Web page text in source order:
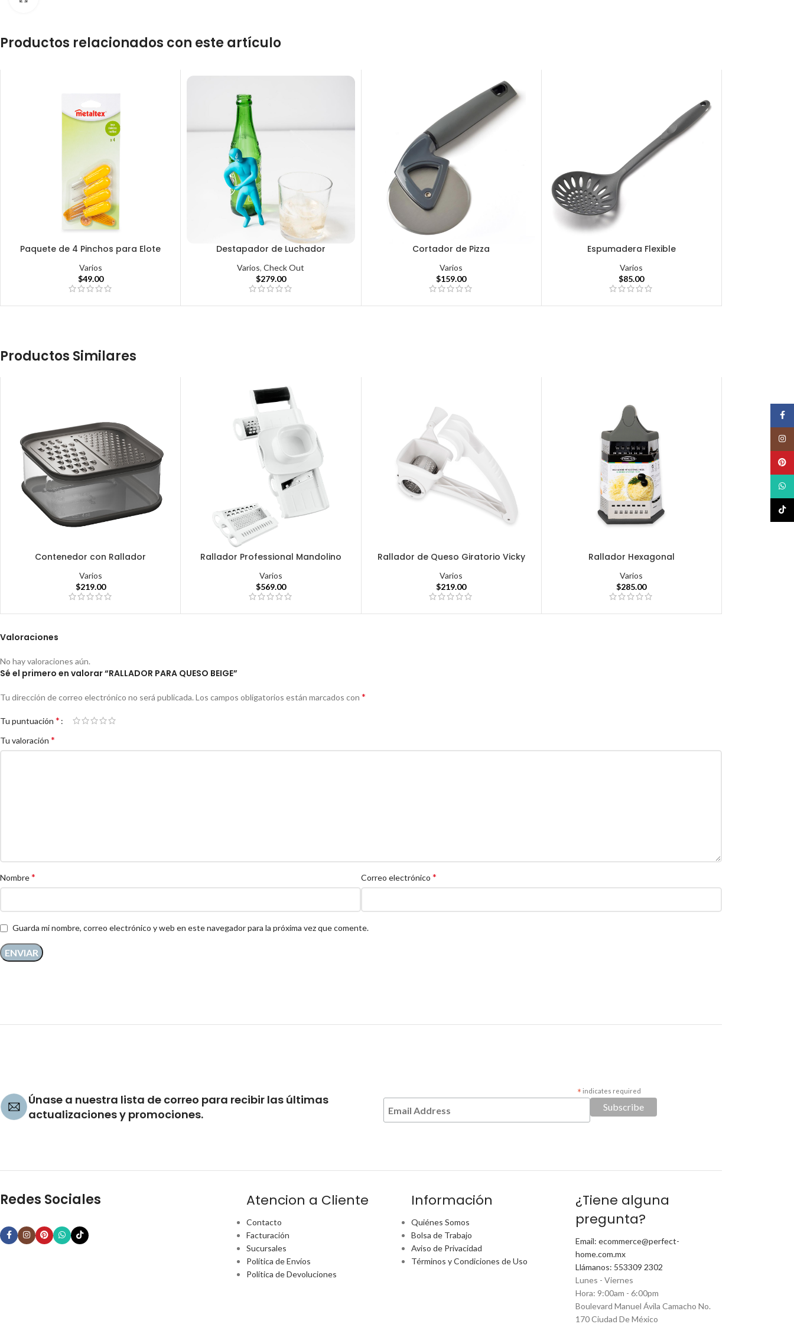
Productos relacionados con este artículo
Paquete de 4 Pinchos para Elote
Varios
$49.00
Destapador de Luchador
Varios,Check Out
$279.00
Cortador de Pizza
Varios
$159.00
Espumadera Flexible
Varios
$85.00
Productos Similares
Contenedor con Rallador
Varios
$219.00
Rallador Professional Mandolino
Varios
$569.00
Rallador de Queso Giratorio Vicky
Varios
$219.00
Rallador Hexagonal
Varios
$285.00
Valoraciones
No hay valoraciones aún.
Sé el primero en valorar “RALLADOR PARA QUESO BEIGE”
Tu dirección de correo electrónico no será publicada. Los campos obligatorios están marcados con *
Tu puntuación *
Tu valoración *
Nombre* Correo electrónico *
Guarda mi nombre, correo electrónico y web en este navegador para la próxima vez que comente.
Únase a nuestra lista de correo para recibir las últimas
actualizaciones y promociones.
* indicates required
Redes Sociales Atencion a Cliente
Contacto
Facturación
Sucursales
Política de Envíos
Política de Devoluciones
Información
Quiénes Somos
Bolsa de Trabajo
Aviso de Privacidad
Términos y Condiciones de Uso
¿Tiene alguna
pregunta?
Email: ecommerce@perfect-
home.com.mx
Llámanos: 553309 2302
Lunes - Viernes
Hora: 9:00am - 6:00pm
Boulevard Manuel Ávila Camacho No.
170 Ciudad De México